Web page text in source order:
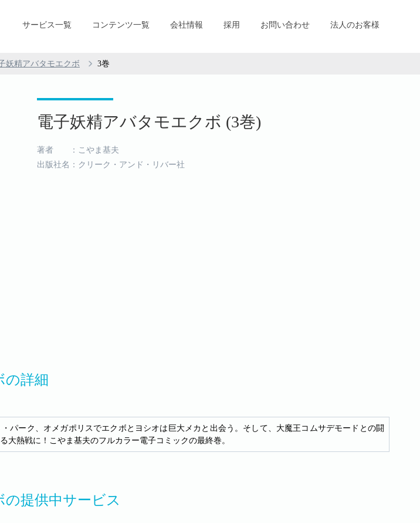
サービス一覧 コンテンツ一覧 会社情報 採用 お問い合わせ 法人のお客様
妖精アバタモエクボ 3巻
電子妖精アバタモエクボ (3巻)
著者 ：こやま基夫
出版社名：クリーク・アンド・リバー社
の詳細
パーク、オメガポリスでエクボとヨシオは巨大メカと出会う。そして、大魔王コムサデモードとの闘
大熱戦に！こやま基夫のフルカラー電子コミックの最終巻。
提供中サービス